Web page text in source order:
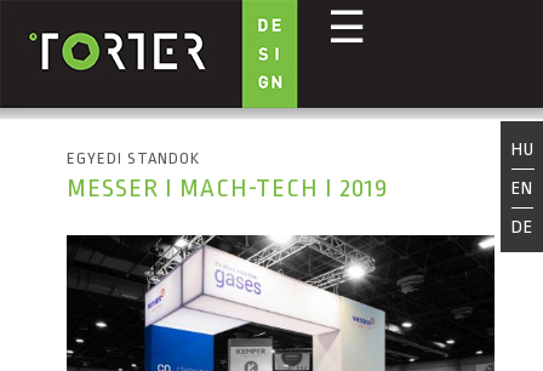
Ugrás a tartalomra
☰
HU
EN
DE
EGYEDI STANDOK
MESSER I MACH-TECH I 2019